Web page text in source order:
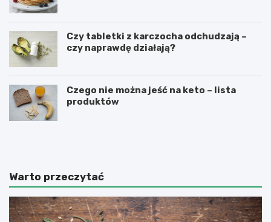
Czy tabletki z karczocha odchudzają –
czy naprawdę działają?
Czego nie można jeść na keto – lista
produktów
R
t
i
c
–
C
b
l
e
t
Warto przeczytać